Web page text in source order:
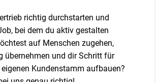
richtig durchstarten und
bei dem du aktiv gestalten
auf Menschen zugehen,
übernehmen und dir Schritt für
Kundenstamm aufbauen?